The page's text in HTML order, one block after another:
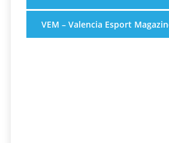
VEM – Valencia Esport